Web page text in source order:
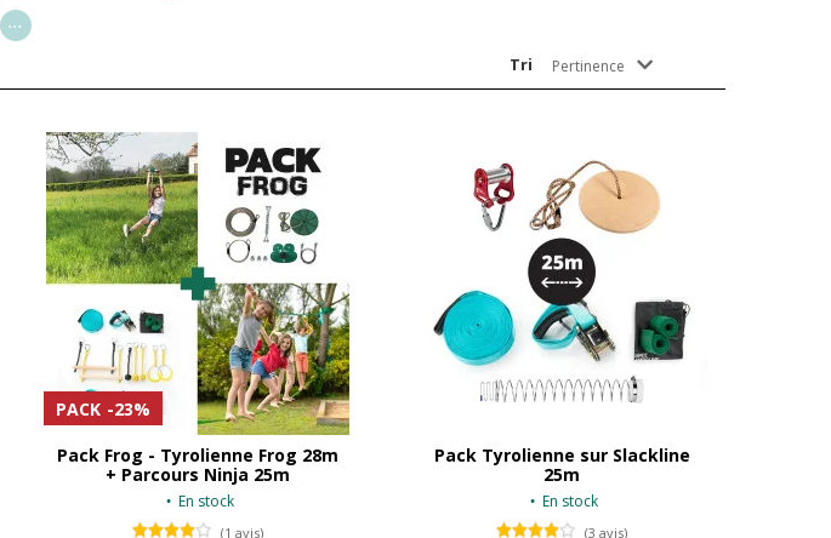
...
Tri Pertinence
PACK -23%
Pack Frog - Tyrolienne Frog 28m
+ Parcours Ninja 25m
En stock
(1 avis)
Pack Tyrolienne sur Slackline
25m
En stock
(3 avis)